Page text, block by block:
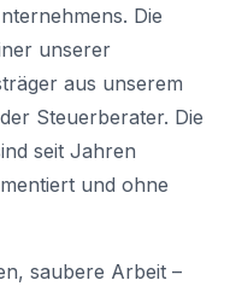
Die
unserer
aus unserem
Steuerberater. Die
seit Jahren
und ohne
saubere Arbeit –